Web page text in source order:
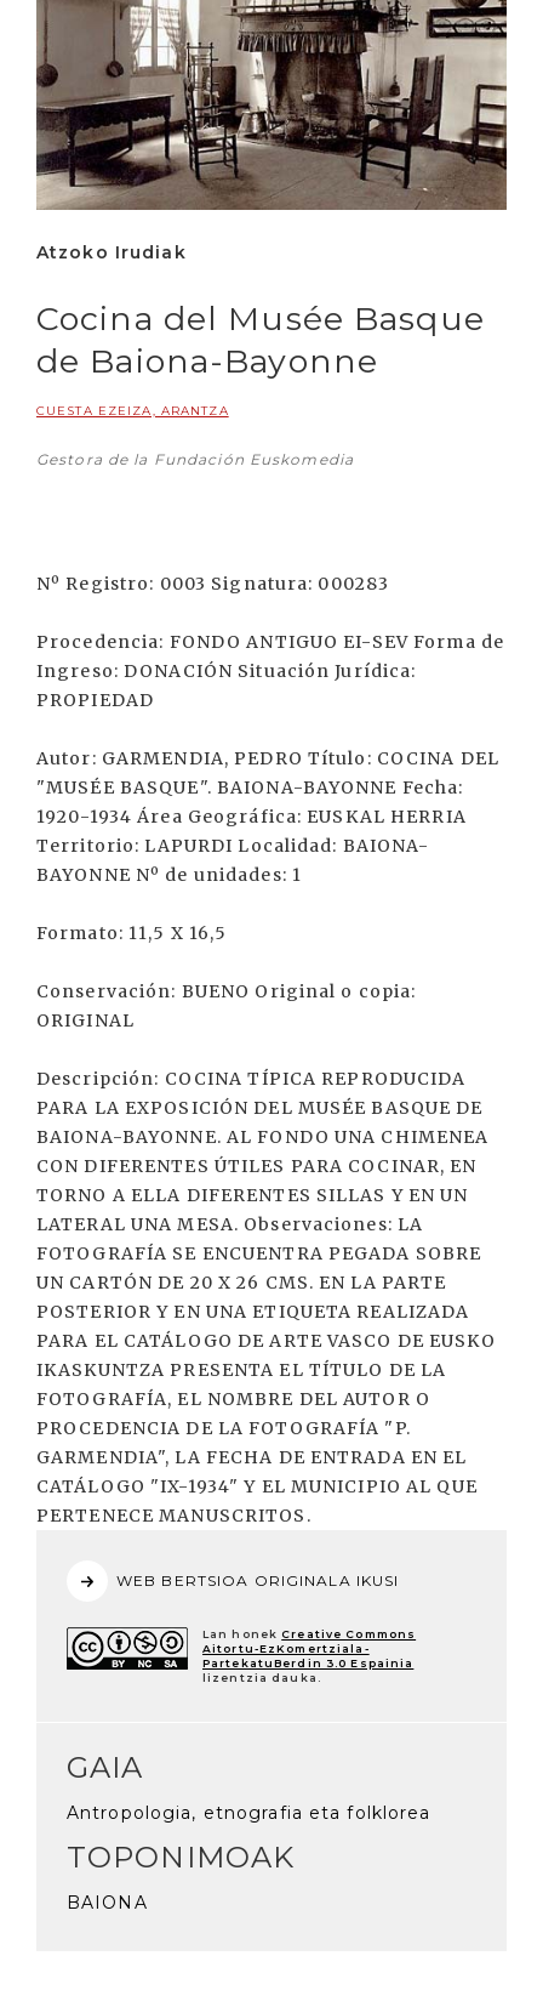
Atzoko Irudiak
Cocina del Musée Basque
de Baiona-Bayonne
CUESTA EZEIZA, ARANTZA
Gestora de la Fundación Euskomedia
Nº Registro: 0003 Signatura: 000283
Procedencia: FONDO ANTIGUO EI-SEV Forma de
Ingreso: DONACIÓN Situación Jurídica:
PROPIEDAD
Autor: GARMENDIA, PEDRO Título: COCINA DEL
"MUSÉE BASQUE". BAIONA-BAYONNE Fecha:
1920-1934 Área Geográfica: EUSKAL HERRIA
Territorio: LAPURDI Localidad: BAIONA-
BAYONNE Nº de unidades: 1
Formato: 11,5 X 16,5
Conservación: BUENO Original o copia:
ORIGINAL
Descripción: COCINA TÍPICA REPRODUCIDA
PARA LA EXPOSICIÓN DEL MUSÉE BASQUE DE
BAIONA-BAYONNE. AL FONDO UNA CHIMENEA
CON DIFERENTES ÚTILES PARA COCINAR, EN
TORNO A ELLA DIFERENTES SILLAS Y EN UN
LATERAL UNA MESA. Observaciones: LA
FOTOGRAFÍA SE ENCUENTRA PEGADA SOBRE
UN CARTÓN DE 20 X 26 CMS. EN LA PARTE
POSTERIOR Y EN UNA ETIQUETA REALIZADA
PARA EL CATÁLOGO DE ARTE VASCO DE EUSKO
IKASKUNTZA PRESENTA EL TÍTULO DE LA
FOTOGRAFÍA, EL NOMBRE DEL AUTOR O
PROCEDENCIA DE LA FOTOGRAFÍA "P.
GARMENDIA", LA FECHA DE ENTRADA EN EL
CATÁLOGO "IX-1934" Y EL MUNICIPIO AL QUE
PERTENECE MANUSCRITOS.
WEB BERTSIOA ORIGINALA IKUSI
Lan honek Creative Commons
Aitortu-EzKomertziala-
PartekatuBerdin 3.0 Espainia
lizentzia dauka.
GAIA
Antropologia, etnografia eta folklorea
TOPONIMOAK
BAIONA